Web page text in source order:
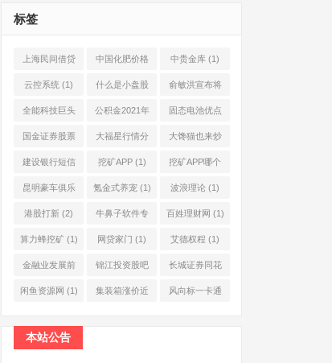
标签
上海民间借贷
公司(1)
中国化肥价格
网(1)
中贵金库 (1)
云控系统 (1) 什么是小盘股
(2)
俞敏洪宣布将
退休(1)
全能科技巨头
(1)
公积金2021年
起不允许提取
固态电池优点
(1)
国金证券股票
(2)
大福星行情分
析系统(1)
大馋猫也来炒
股票(1)
建设银行短信
服务费(1)
挖矿APP(1) 挖矿APP哪个
靠谱(1)
昆明豪车俱乐
部(1)
氪金式养宠(1) 波浪理论 (1)
港股打新 (2) 牛鼻子软件专
业版(1)
百姓理财网 (1)
算力蜂挖矿(1) 网贷家门 (1) 艾德权程 (1)
金融业发展前
景(1)
锦江投资股吧
(1)
长城证券同花
顺(1)
闲鱼资源网 (1) 集装箱涨价近 风向标一卡通
本站公告